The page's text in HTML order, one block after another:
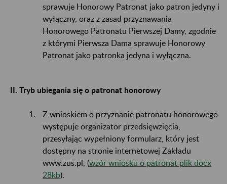
sprawuje Honorowy Patronat jako patron jedyny i
wyłączny, oraz z zasad przyznawania
Honorowego Patronatu Pierwszej Damy, zgodnie
z którymi Pierwsza Dama sprawuje Honorowy
Patronat jako patronka jedyna i wyłączna.
II. Tryb ubiegania się o patronat honorowy
Z wnioskiem o przyznanie patronatu honorowego
występuje organizator przedsięwzięcia,
przesyłając wypełniony formularz, który jest
dostępny na stronie internetowej Zakładu
www.zus.pl, (wzór wniosku o patronat plik docx
28kb).